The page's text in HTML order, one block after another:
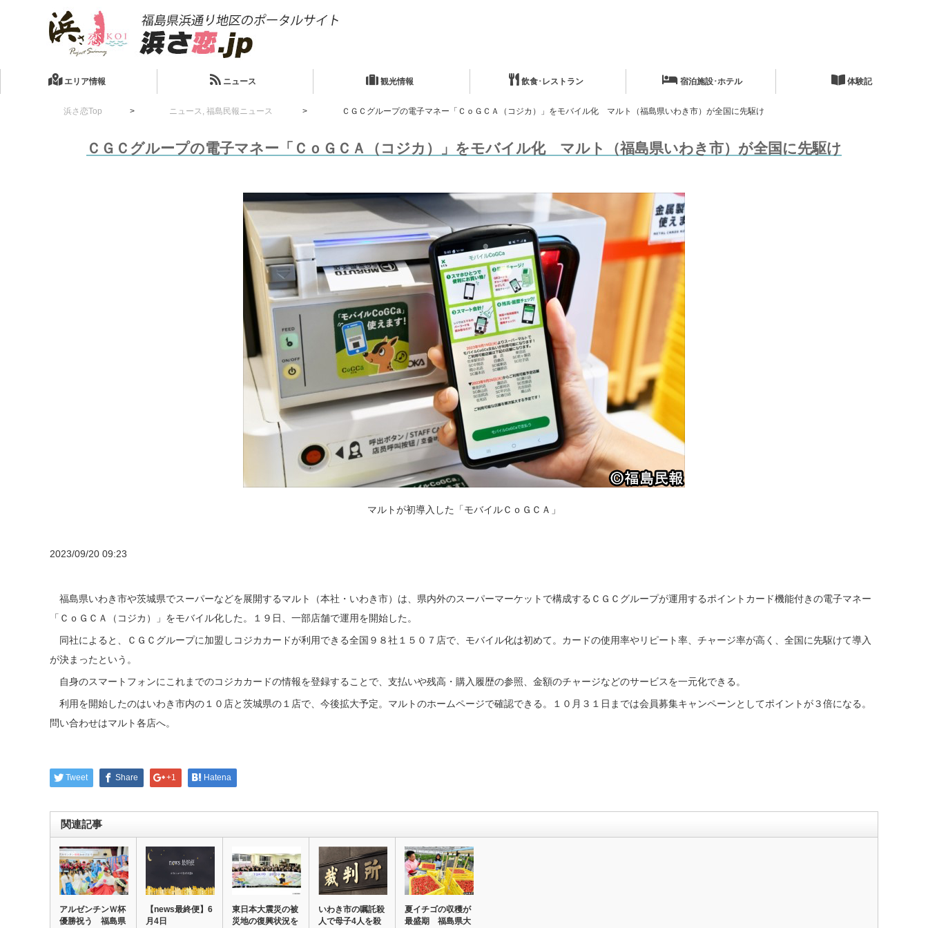
エリア情報 ニュース 観光情報 飲食･レストラン 宿泊施設･ホテル 体験記
浜さ恋Top ニュース , 福島民報ニュース ＣＧＣグループの電子マネー「ＣｏＧＣＡ（コジカ）」をモバイル化 マルト（福島県いわき市）が全国に先駆け
ＣＧＣグループの電子マネー「ＣｏＧＣＡ（コジカ）」をモバイル化 マルト（福島県いわき市）が全国に先駆け
マルトが初導入した「モバイルＣｏＧＣＡ」
2023/09/20 09:23
福島県いわき市や茨城県でスーパーなどを展開するマルト（本社・いわき市）は、県内外のスーパーマーケットで構成するＣＧＣグループが運用するポイントカード機能付きの電子マネー
「ＣｏＧＣＡ（コジカ）」をモバイル化した。１９日、一部店舗で運用を開始した。
同社によると、ＣＧＣグループに加盟しコジカカードが利用できる全国９８社１５０７店で、モバイル化は初めて。カードの使用率やリピート率、チャージ率が高く、全国に先駆けて導入
が決まったという。
自身のスマートフォンにこれまでのコジカカードの情報を登録することで、支払いや残高・購入履歴の参照、金額のチャージなどのサービスを一元化できる。
利用を開始したのはいわき市内の１０店と茨城県の１店で、今後拡大予定。マルトのホームページで確認できる。１０月３１日までは会員募集キャンペーンとしてポイントが３倍になる。
問い合わせはマルト各店へ。
Tweet Share +1 Hatena
関連記事
アルゼンチンＷ杯
優勝祝う 福島県
【news最終便】6
月4日
東日本大震災の被
災地の復興状況を
いわき市の嘱託殺
人で母子4人を殺
夏イチゴの収穫が
最盛期 福島県大